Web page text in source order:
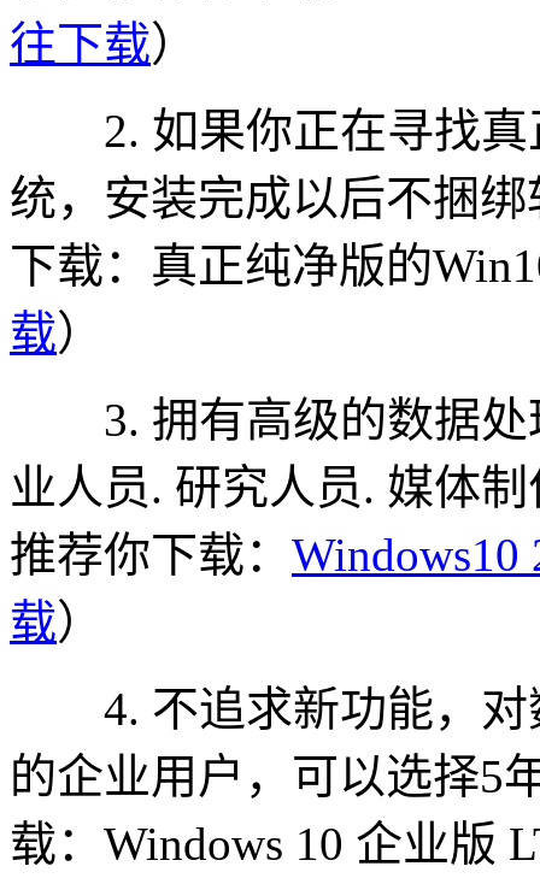
往下载）
2. 如果你正在寻找真
统，安装完成以后不捆
下载：真正纯净版的
载）
3. 拥有高级的数据处
业人员. 研究人员. 媒体
推荐你下载：
载）
4. 不追求新功能，对
的企业用户，可以选择5
载：Windows 10 企业版